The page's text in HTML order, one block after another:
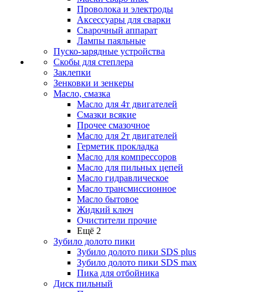
Проволока и электроды
Аксессуары для сварки
Сварочный аппарат
Лампы паяльные
Пуско-зарядные устройства
Скобы для степлера
Заклепки
Зенковки и зенкеры
Масло, смазка
Масло для 4т двигателей
Смазки всякие
Прочее смазочное
Масло для 2т двигателей
Герметик прокладка
Масло для компрессоров
Масло для пильных цепей
Масло гидравлическое
Масло трансмиссионное
Масло бытовое
Жидкий ключ
Очистители прочие
Ещё 2
Зубило долото пики
Зубило долото пики SDS plus
Зубило долото пики SDS max
Пика для отбойника
Диск пильный